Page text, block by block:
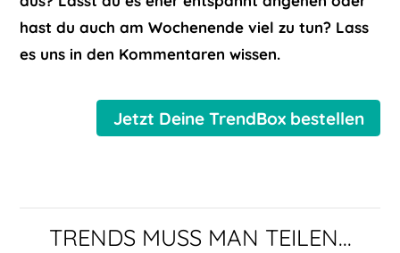
hast du auch am Wochenende viel zu tun? Lass
es uns in den Kommentaren wissen.
Jetzt Deine TrendBox bestellen
TRENDS MUSS MAN TEILEN...